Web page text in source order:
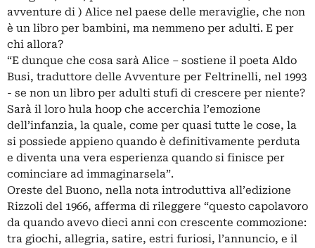
avventure di ) Alice nel paese delle meraviglie, che non
è un libro per bambini, ma nemmeno per adulti. E per
chi allora?
“E dunque che cosa sarà Alice – sostiene il poeta Aldo
Busi, traduttore delle Avventure per Feltrinelli, nel 1993
- se non un libro per adulti stufi di crescere per niente?
Sarà il loro hula hoop che accerchia l’emozione
dell’infanzia, la quale, come per quasi tutte le cose, la
si possiede appieno quando è definitivamente perduta
e diventa una vera esperienza quando si finisce per
cominciare ad immaginarsela”.
Oreste del Buono, nella nota introduttiva all’edizione
Rizzoli del 1966, afferma di rileggere “questo capolavoro
da quando avevo dieci anni con crescente commozione:
tra giochi, allegria, satire, estri furiosi, l’annuncio, e il